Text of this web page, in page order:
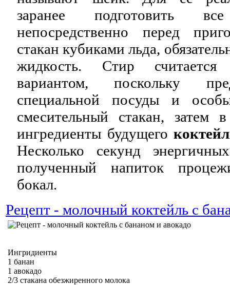
заранее подготовить
непосредственно перед
стакан кубиками льда,
жидкость. Стир
вариантом, поскольку
специальной посуды и
смесительный стакан, затем
ингредиенты будущего
Несколько секунд
полученный напиток
бокал.
Рецепт - молочный коктейль с
Ингридиенты
1 банан
1 авокадо
2/3 стакана обезжиренного молока